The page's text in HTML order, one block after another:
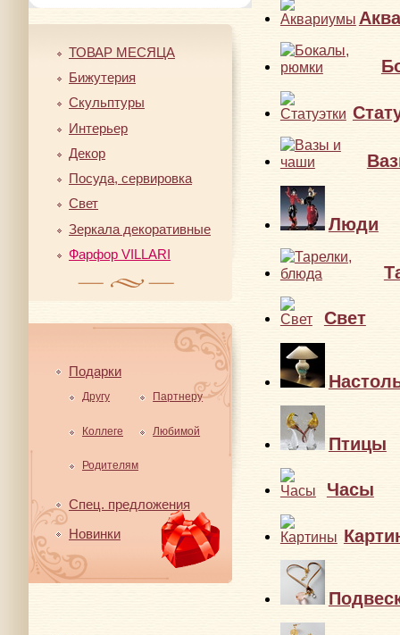
ТОВАР МЕСЯЦА
Бижутерия
Скульптуры
Интерьер
Декор
Посуда, сервировка
Свет
Зеркала декоративные
Фарфор VILLARI
Подарки
Другу Партнеру
Коллеге Любимой
Родителям
Спец. предложения
Новинки
Люди
Свет
Птицы
Часы